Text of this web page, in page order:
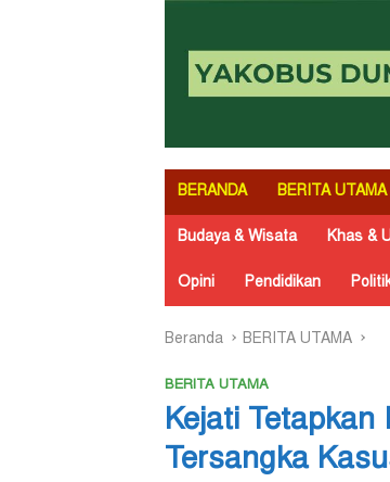
BERANDA BERITA UTAMA
Budaya & Wisata Khas &
Opini Pendidikan
Beranda BERITA UTAMA
BERITA UTAMA
Kejati Tetapkan
Tersangka